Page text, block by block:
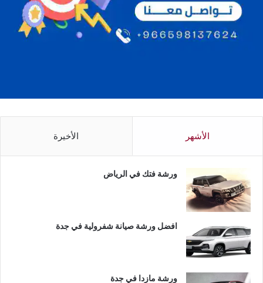
الأشهر الأخيرة
ورشة فتك في الرياض
افضل ورشة صيانة شفرولية في جدة
ورشة مازدا في جدة